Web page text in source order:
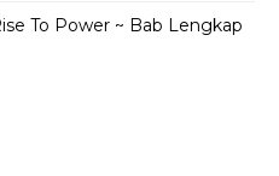
To Power ~ Bab Lengkap